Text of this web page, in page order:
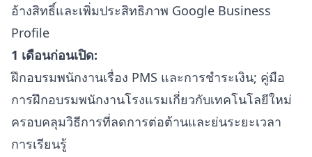
อ้างสิทธิ์และเพิ่มประสิทธิภาพ Google Business
Profile
1 เดือนก่อนเปิด:
ฝึกอบรมพนักงานเรื่อง PMS และการชำระเงิน; คู่มือ
การฝึกอบรมพนักงานโรงแรมเกี่ยวกับเทคโนโลยีใหม่
ครอบคลุมวิธีการที่ลดการต่อต้านและย่นระยะเวลา
การเรียนรู้